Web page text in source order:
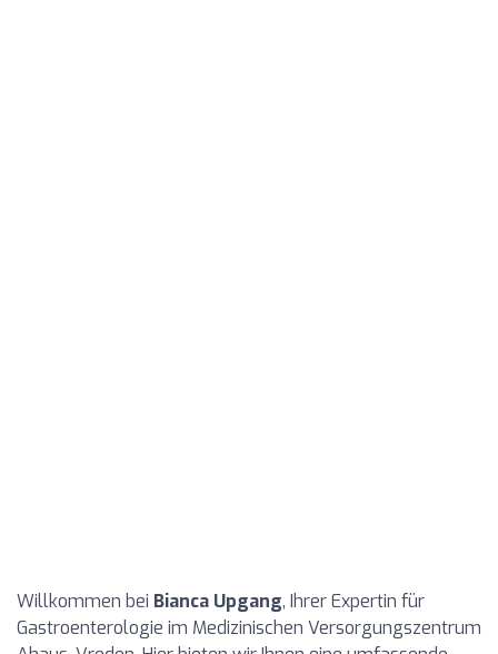
Willkommen bei Bianca Upgang, Ihrer Expertin für
Gastroenterologie im Medizinischen Versorgungszentrum